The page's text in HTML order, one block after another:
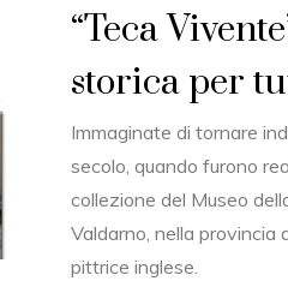
“Teca
storica per
Immaginate di tornare
secolo, quando furono
collezione del Museo
Valdarno, nella provincia
pittrice inglese.